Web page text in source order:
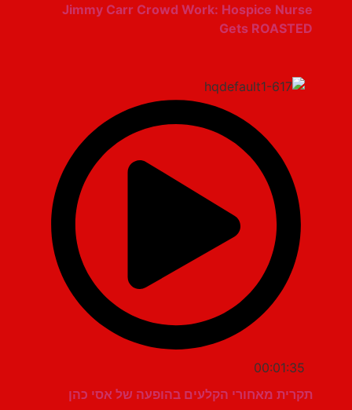
Jimmy Carr Crowd Work: Hospice Nurse
Gets ROASTED
00:01:35
תקרית מאחורי הקלעים בהופעה של אסי כהן